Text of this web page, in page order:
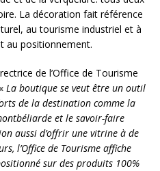
La décoration fait référence
au tourisme industriel et à
au positionnement.
de l’Office de Tourisme
La boutique se veut être un outil
de la destination comme la
et le savoir-faire
aussi d’offrir une vitrine à de
l’Office de Tourisme affiche
sur des produits 100%